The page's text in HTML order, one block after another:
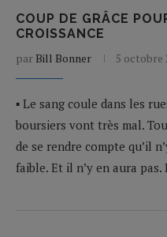
COUP DE GRÂCE
CROISSANCE
par Bill Bonner 5 octobre
▪ Le sang coule dans les
boursiers vont très mal.
de se rendre compte qu’il
faible. Et il n’y en aura